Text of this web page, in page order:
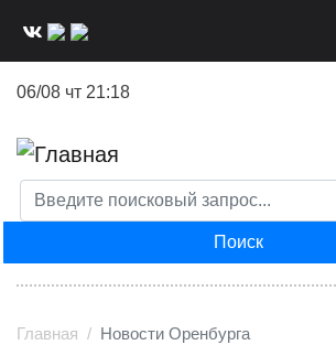
06/08 чт 21:18
Поиск
Главная Новости Оренбурга